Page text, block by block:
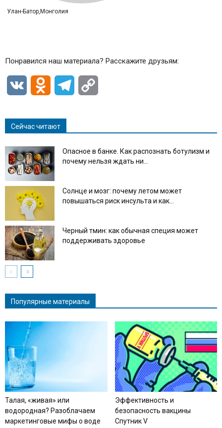
Улан-Батор,Монголия
Понравился наш материала? Расскажите друзьям:
VK Odnoklassniki
Telegram
Сейчас читают
Опасное в банке. Как распознать ботулизм и
почему нельзя ждать ни...
Солнце и мозг: почему летом может
повышаться риск инсульта и как...
Черный тмин: как обычная специя может
поддерживать здоровье
Популярные материалы
Талая, «живая» или
водородная? Разоблачаем
маркетинговые мифы о воде
Эффективность и
безопасность вакцины
Спутник V